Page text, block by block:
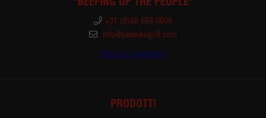
+31 (0)88 688 0600
info@yakinikugrill.com
Trova un rivenditore
PRODOTTI